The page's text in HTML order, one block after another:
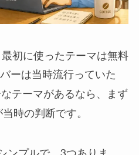
初に使ったテーマは無料
ーは当時流行っていた
テーマがあるなら、まず
時の判断です。
ンプルで、3つありま